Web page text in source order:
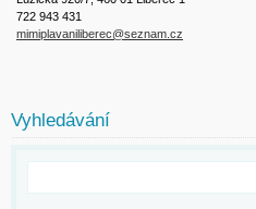
722 943 431
mimiplavaniliberec@seznam.cz
Vyhledávání